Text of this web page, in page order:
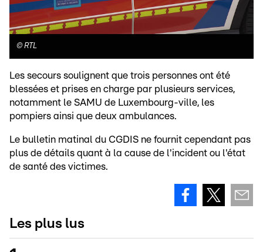
© RTL
Les secours soulignent que trois personnes ont été
blessées et prises en charge par plusieurs services,
notamment le SAMU de Luxembourg-ville, les
pompiers ainsi que deux ambulances.
Le bulletin matinal du CGDIS ne fournit cependant pas
plus de détails quant à la cause de l'incident ou l'état
de santé des victimes.
Les plus lus